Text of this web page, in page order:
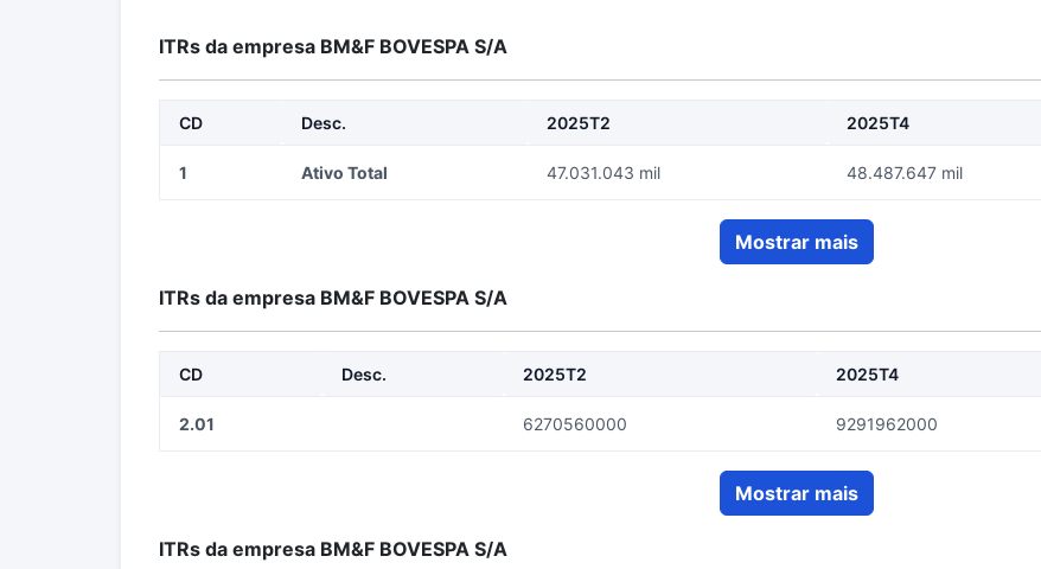
ITRs da empresa BM&F BOVESPA S/A
CD Desc. 2025T2 2025T4
1 Ativo Total 47.031.043 mil 48.487.647 mil
Mostrar mais
ITRs da empresa BM&F BOVESPA S/A
CD Desc. 2025T2 2025T4
2.01 6270560000 9291962000
Mostrar mais
ITRs da empresa BM&F BOVESPA S/A